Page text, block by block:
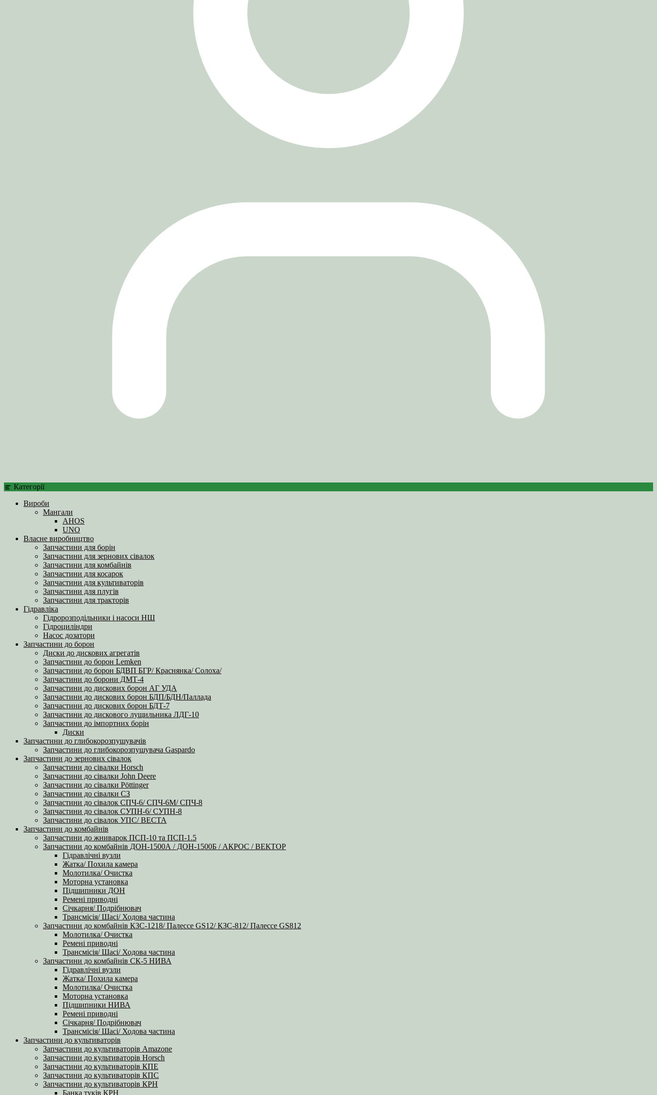
Категорії
Вироби
Мангали
AHOS
UNO
Власне виробництво
Запчастини для борін
Запчастини для зернових сівалок
Запчастини для комбайнів
Запчастини для косарок
Запчастини для культиваторів
Запчастини для плугів
Запчастини для тракторів
Гідравліка
Гідророзподільники і насоси НШ
Гідроциліндри
Насос дозатори
Запчастини до борон
Диски до дискових агрегатів
Запчастини до борон Lemken
Запчастини до борон БДВП БГР/ Краснянка/ Солоха/
Запчастини до борони ДМТ-4
Запчастини до дискових борон АГ УДА
Запчастини до дискових борон БДП/БДН/Паллада
Запчастини до дискових борон БДТ-7
Запчастини до дискового лущильника ЛДГ-10
Запчастини до імпортних борін
Диски
Запчастини до глибокорозпушувачів
Запчастини до глибокорозпушувача Gaspardo
Запчастини до зернових сівалок
Запчастини до сівалки Horsch
Запчастини до сівалки John Deere
Запчастини до сівалки Pöttinger
Запчастини до сівалки СЗ
Запчастини до сівалок СПЧ-6/ СПЧ-6М/ СПЧ-8
Запчастини до сівалок СУПН-6/ СУПН-8
Запчастини до сівалок УПС/ ВЕСТА
Запчастини до комбайнів
Запчастини до жниварок ПСП-10 та ПСП-1.5
Запчастини до комбайнів ДОН-1500А / ДОН-1500Б / АКРОС / ВЕКТОР
Гідравлічні вузли
Жатка/ Похила камера
Молотилка/ Очистка
Моторна установка
Підшипники ДОН
Ремені приводні
Січкарня/ Подрібнювач
Трансмісія/ Шасі/ Ходова частина
Запчастини до комбайнів КЗС-1218/ Палессе GS12/ КЗС-812/ Палессе GS812
Молотилка/ Очистка
Ремені приводні
Трансмісія/ Шасі/ Ходова частина
Запчастини до комбайнів СК-5 НИВА
Гідравлічні вузли
Жатка/ Похила камера
Молотилка/ Очистка
Моторна установка
Підшипники НИВА
Ремені приводні
Січкарня/ Подрібнювач
Трансмісія/ Шасі/ Ходова частина
Запчастини до культиваторів
Запчастини до культиваторів Amazone
Запчастини до культиваторів Horsch
Запчастини до культиваторів КПЕ
Запчастини до культиваторів КПС
Запчастини до культиваторів КРН
Банка туків КРН